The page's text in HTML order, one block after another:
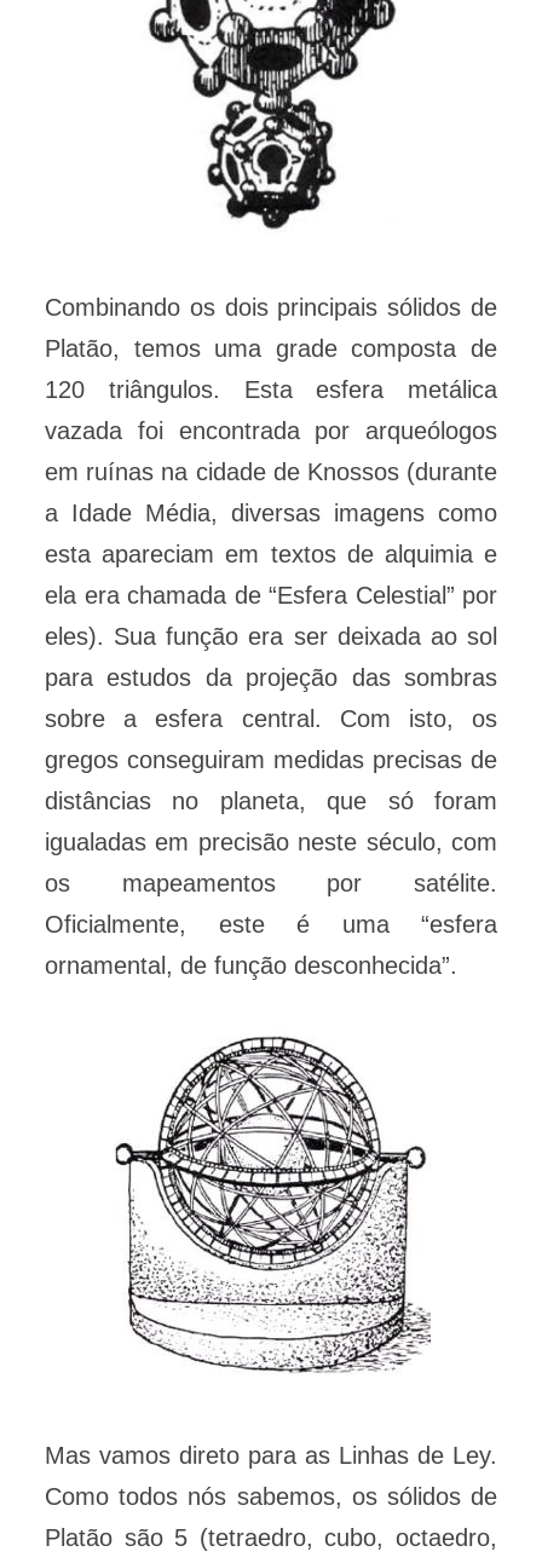
Combinando os dois principais sólidos de
Platão, temos uma grade composta de
120 triângulos. Esta esfera metálica
vazada foi encontrada por arqueólogos
em ruínas na cidade de Knossos (durante
a Idade Média, diversas imagens como
esta apareciam em textos de alquimia e
ela era chamada de “Esfera Celestial” por
eles). Sua função era ser deixada ao sol
para estudos da projeção das sombras
sobre a esfera central. Com isto, os
gregos conseguiram medidas precisas de
distâncias no planeta, que só foram
igualadas em precisão neste século, com
os mapeamentos por satélite.
Oficialmente, este é uma “esfera
ornamental, de função desconhecida”.
Mas vamos direto para as Linhas de Ley.
Como todos nós sabemos, os sólidos de
Platão são 5 (tetraedro, cubo, octaedro,